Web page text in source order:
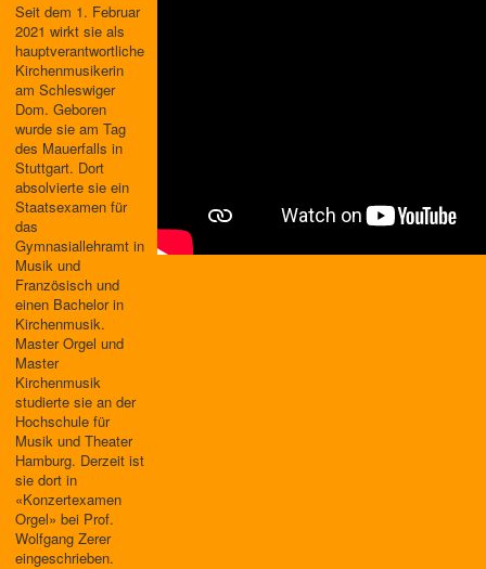
Seit dem 1. Februar
2021 wirkt sie als
hauptverantwortliche
Kirchenmusikerin
am Schleswiger
Dom. Geboren
wurde sie am Tag
des Mauerfalls in
Stuttgart. Dort
absolvierte sie ein
Staatsexamen für
das
Gymnasiallehramt in
Musik und
Französisch und
einen Bachelor in
Kirchenmusik.
Master Orgel und
Master
Kirchenmusik
studierte sie an der
Hochschule für
Musik und Theater
Hamburg. Derzeit ist
sie dort in
«Konzertexamen
Orgel» bei Prof.
Wolfgang Zerer
eingeschrieben.